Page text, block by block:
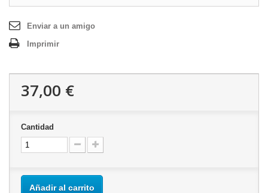
Enviar a un amigo
Imprimir
37,00 €
Cantidad
Añadir al carrito